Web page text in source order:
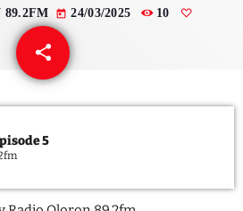
?
89.2FM today 24/03/2025 10
share
email
5